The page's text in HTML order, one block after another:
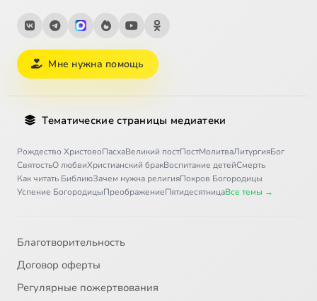
Мне нужна помощь
Тематические страницы медиатеки
Рождество ХристовоПасхаВеликий постПостМолитваЛитургияБог
СвятостьО любвиХристианский бракВоспитание детейСмерть
Как читать БиблиюЗачем нужна религияПокров Богородицы
Успение БогородицыПреображениеПятидесятницаВсе темы →
Благотворительность
Договор оферты
Регулярные пожертвования